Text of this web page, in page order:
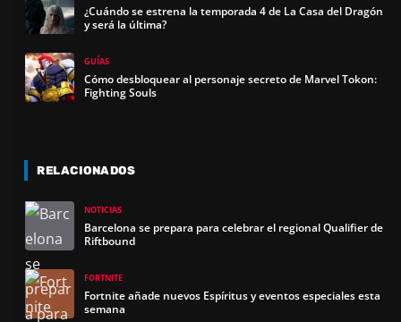
¿Cuándo se estrena la temporada 4 de La Casa del Dragón
y será la última?
GUÍAS
Cómo desbloquear al personaje secreto de Marvel Tokon:
Fighting Souls
RELACIONADOS
NOTICIAS
Barcelona se prepara para celebrar el regional Qualifier de
Riftbound
FORTNITE
Fortnite añade nuevos Espíritus y eventos especiales esta
semana